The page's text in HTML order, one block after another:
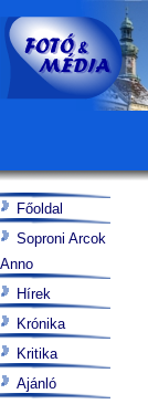
Főoldal
Soproni Arcok
Anno
Hírek
Krónika
Kritika
Ajánló